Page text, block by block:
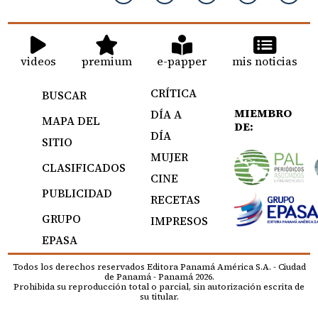
videos premium e-papper mis noticias
BUSCAR
MAPA DEL
SITIO
CLASIFICADOS
PUBLICIDAD
GRUPO
EPASA
CRÍTICA
DÍA A
DÍA
MUJER
CINE
RECETAS
IMPRESOS
MIEMBRO
DE:
Todos los derechos reservados Editora Panamá América S.A. - Ciudad
de Panamá - Panamá 2026.
Prohibida su reproducción total o parcial, sin autorización escrita de
su titular.